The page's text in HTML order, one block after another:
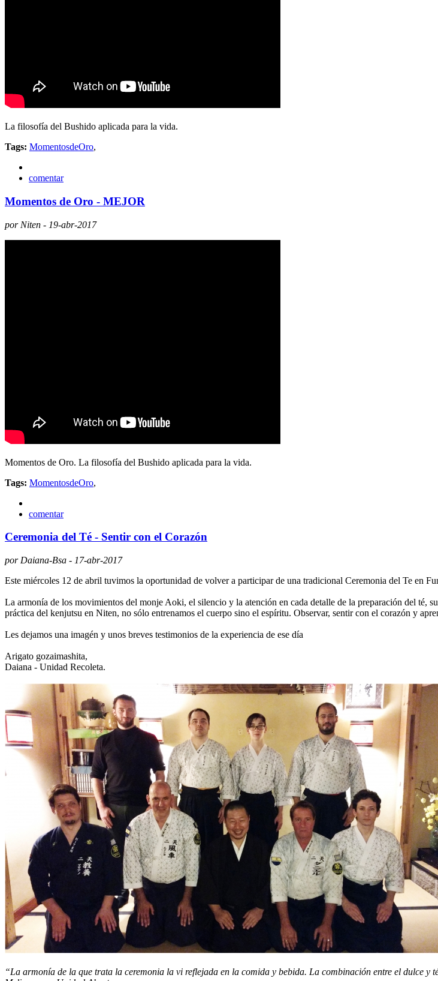
La filosofía del Bushido aplicada para la vida.
Tags: MomentosdeOro,
comentar
Momentos de Oro - MEJOR
por Niten - 19-abr-2017
Momentos de Oro. La filosofía del Bushido aplicada para la vida.
Tags: MomentosdeOro,
comentar
Ceremonia del Té - Sentir con el Corazón
por Daiana-Bsa - 17-abr-2017
Este miércoles 12 de abril tuvimos la oportunidad de volver a participar de una tradicional Ceremonia del Te en
La armonía de los movimientos del monje Aoki, el silencio y la atención en cada detalle de la preparación del té,
práctica del kenjutsu en Niten, no sólo entrenamos el cuerpo sino el espíritu. Observar, sentir con el corazón y
Les dejamos una imagén y unos breves testimonios de la experiencia de ese día
Arigato gozaimashita,
Daiana - Unidad Recoleta.
“La armonía de la que trata la ceremonia la vi reflejada en la comida y bebida. La combinación entre el dulce